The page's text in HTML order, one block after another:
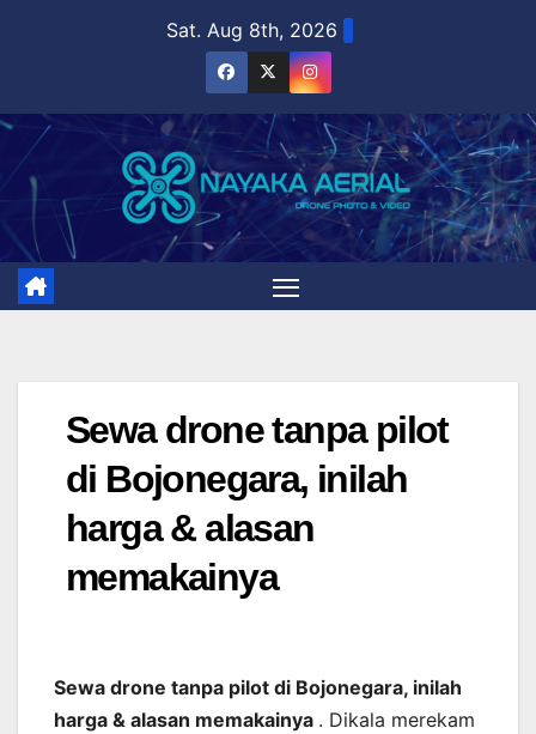
Sat. Aug 8th, 2026
Sewa drone tanpa pilot
di Bojonegara, inilah
harga & alasan
memakainya
Sewa drone tanpa pilot di Bojonegara, inilah
harga & alasan memakainya . Dikala merekam